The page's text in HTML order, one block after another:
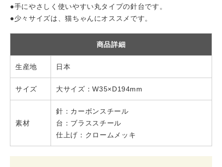
●手にやさしく使いやすい丸タイプの針台です。
●少々サイズは、猫ちゃんにオススメです。
商品詳細
生産地 日本
サイズ 大サイズ：W35×D194mm
素材
針：カーボンスチール
台：ブラススチール
仕上げ：クロームメッキ